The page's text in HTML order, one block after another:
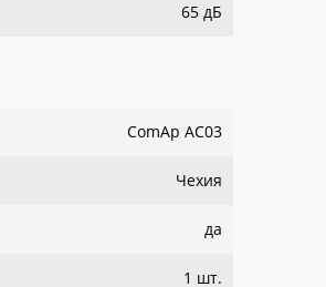
65 дБ
ComAp AC03
Чехия
да
1 шт.